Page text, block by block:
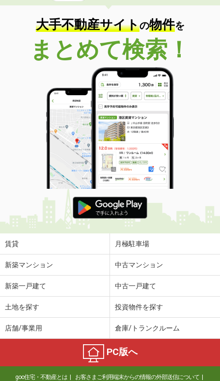
専有面積 51.03m²
間取り
2LDK
山口県周南市慶万町
価 格
2,690万円
山口県周南市慶万町
79.49m²
間取り
4LDK
山口県周南市桜木１
価 格
2,690万円
住 所
山口県周南市桜木１
専有面積 69.16m²
間取り
3LDK
山口県周南市千代田町
価 格
1,898万円
住 所
山口県周南市千代田町
専有面積
山口県下関市幡生宮の下町
2,698万円
200万円
住 所
山口県宇部市東新川町
専有面積 18.82m²
大手不動産サイトの物件を
まとめて検索！
賃貸 月極駐車場
新築マンション 中古マンション
新築一戸建て 中古一戸建て
土地を探す 投資物件を探す
店舗/事業用 倉庫/トランクルーム
PC版へ
goo住宅・不動産とは お客さまご利用端末からの情報の外部送信について